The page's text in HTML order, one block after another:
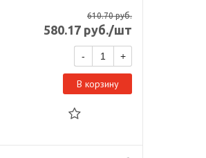
610.70руб.
580.17 руб./шт
- +
В корзину